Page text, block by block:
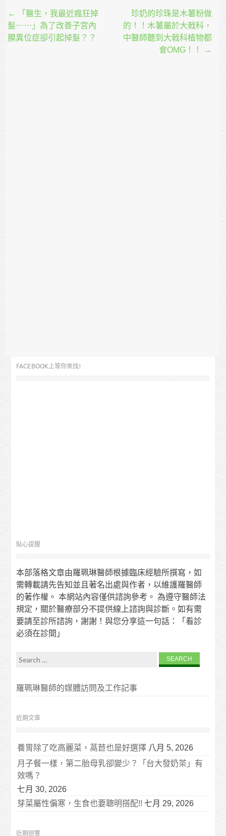
Post navigation
←
「醫生，我最近瘋狂掉
髮⋯⋯」為了改善子宮內
膜異位症卻引起掉髮？？
珍奶的珍珠是木薯粉做
的！！木薯屬於大戟科，
中醫師聽到大戟科植物都
會OMG！！
→
FACEBOOK上等你來找!
貼心提醒
本部落格文章由羅珮琳醫師根據臨床經驗所撰寫，如
需轉載請先告知並且著名出處與作者，以維護羅醫師
的著作權。 本網站內容僅供諮詢參考。 為遵守醫師法
規定，關於醫療部分不提供線上諮詢與診斷。如有需
要請至診所諮詢，謝謝！與您分享這一句話：「看診
必須在診間」
Search for:
羅珮琳醫師的媒體訪問及工作記事
近期文章
養胃除了吃高麗菜，萵苣也是好選擇 八月 5, 2026
月子餐一樣，第二胎母乳卻變少？「台大發奶茶」有
效嗎？
七月 30, 2026
芽菜屬性偏寒，生食也要聰明搭配!! 七月 29, 2026
近期迴響